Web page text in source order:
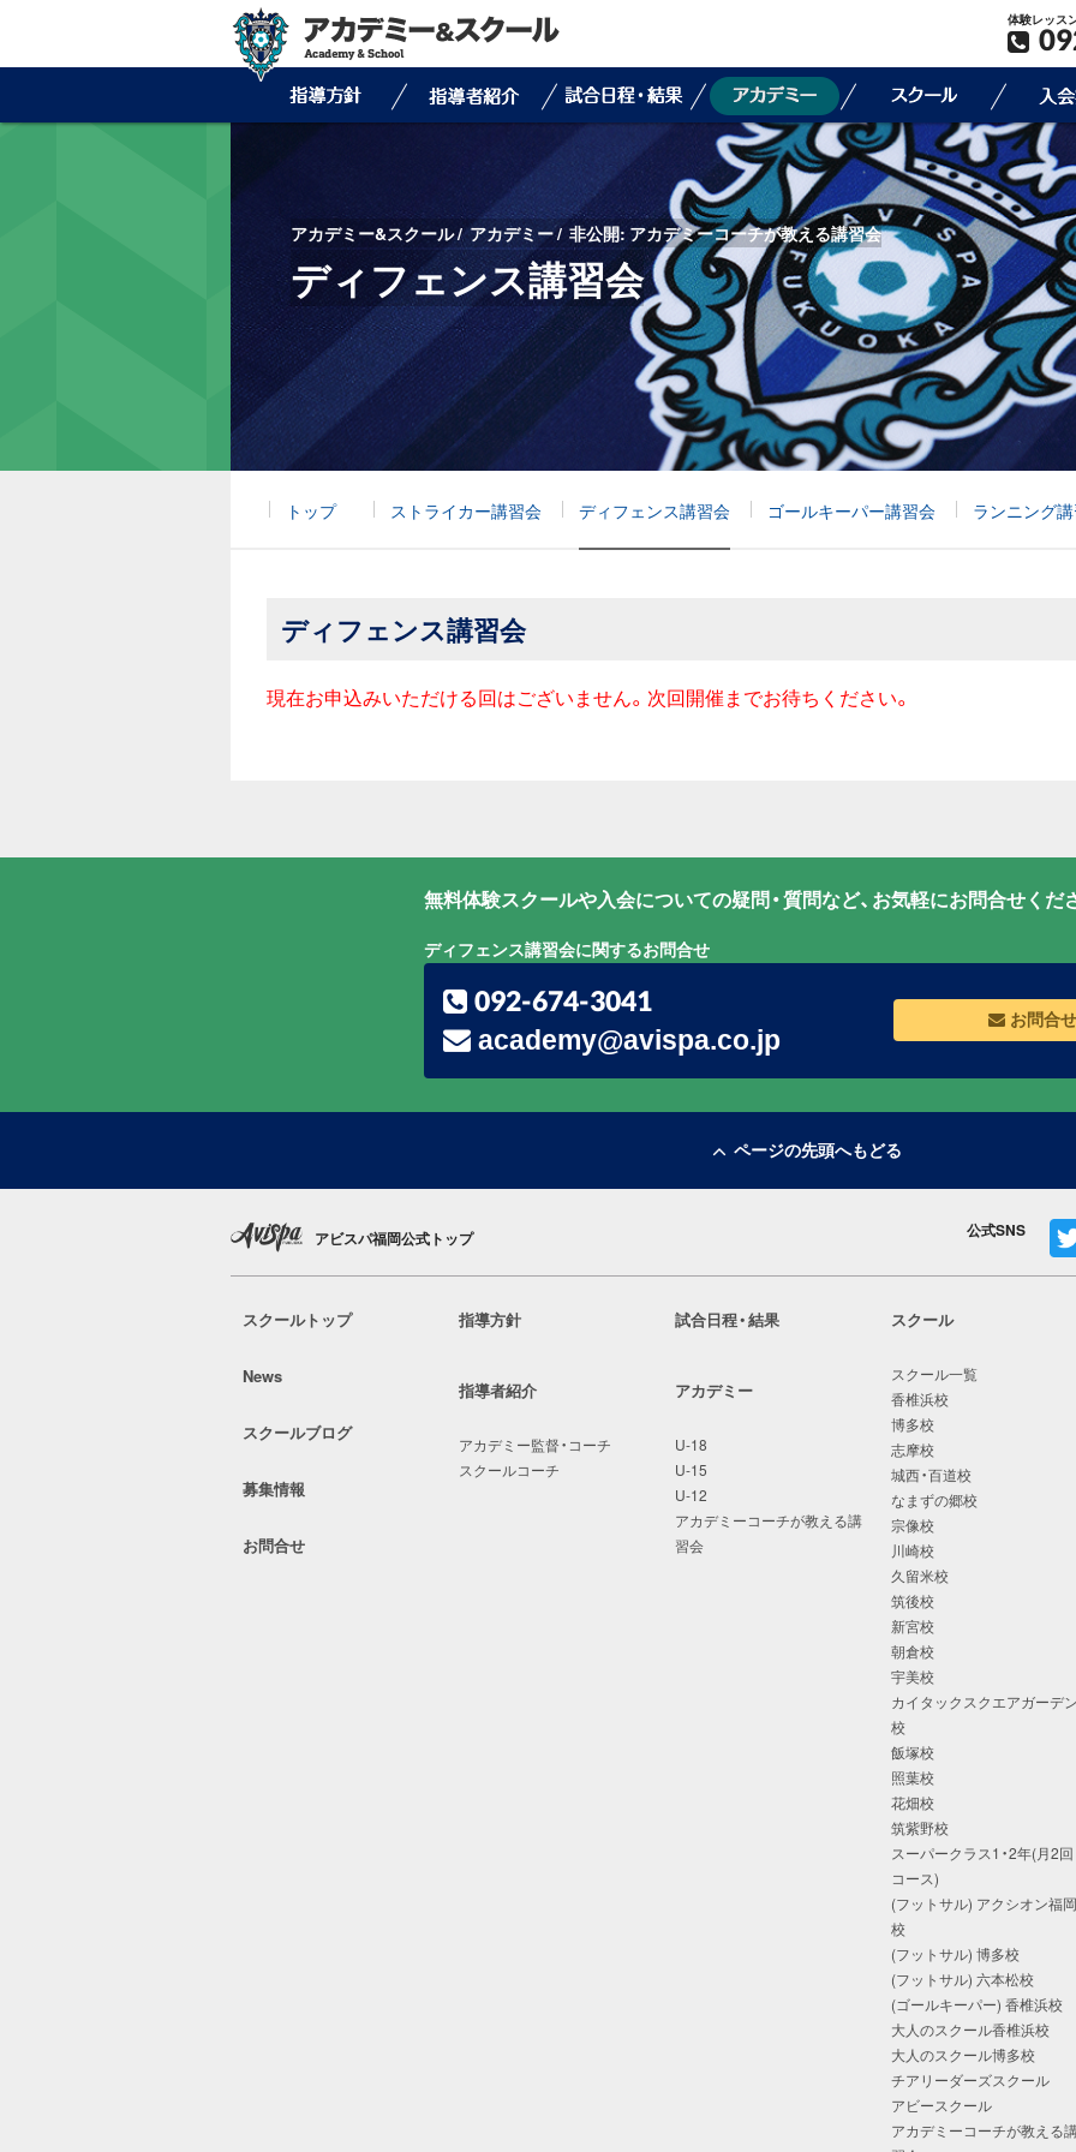
アカデミー&スクール アカデミー 非公開: アカデミーコーチが教える講習会
ディフェンス講習会
体験レッス
トップ ストライカー講習会 ディフェンス講習会 ゴールキーパー講習会 ランニング
ディフェンス講習会
現在お申込みいただける回はございません。次回開催までお待ちください。
無料体験スクールや入会についての疑問・質問など、お気軽にお問合せくだ
ディフェンス講習会に関するお問合せ
092-674-3041
academy@avispa.co.jp
お問合せ
ページの先頭へもどる
アビスパ福岡公式トップ 公式SNS
スクールトップ
News
スクールブログ
募集情報
お問合せ
指導方針
指導者紹介
アカデミー監督・コーチ
スクールコーチ
試合日程・結果
アカデミー
U-18
U-15
U-12
アカデミーコーチが教える講
習会
スクール
スクール一覧
香椎浜校
博多校
志摩校
城西・百道校
なまずの郷校
宗像校
川崎校
久留米校
筑後校
新宮校
朝倉校
宇美校
カイタックスクエアガーデン
校
飯塚校
照葉校
花畑校
筑紫野校
スーパークラス1・2年(月2回
コース)
(フットサル) アクシオン福岡
校
(フットサル) 博多校
(フットサル) 六本松校
(ゴールキーパー) 香椎浜校
大人のスクール香椎浜校
大人のスクール博多校
チアリーダーズスクール
アビースクール
アカデミーコーチが教える